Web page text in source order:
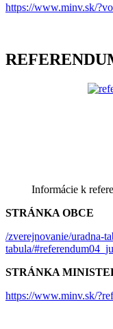
https://www.minv.sk/
Informácie k
STRÁNKA OBCE
/zverejnovanie/uradna-
tabula/
STRÁNKA
https://www.minv.sk/